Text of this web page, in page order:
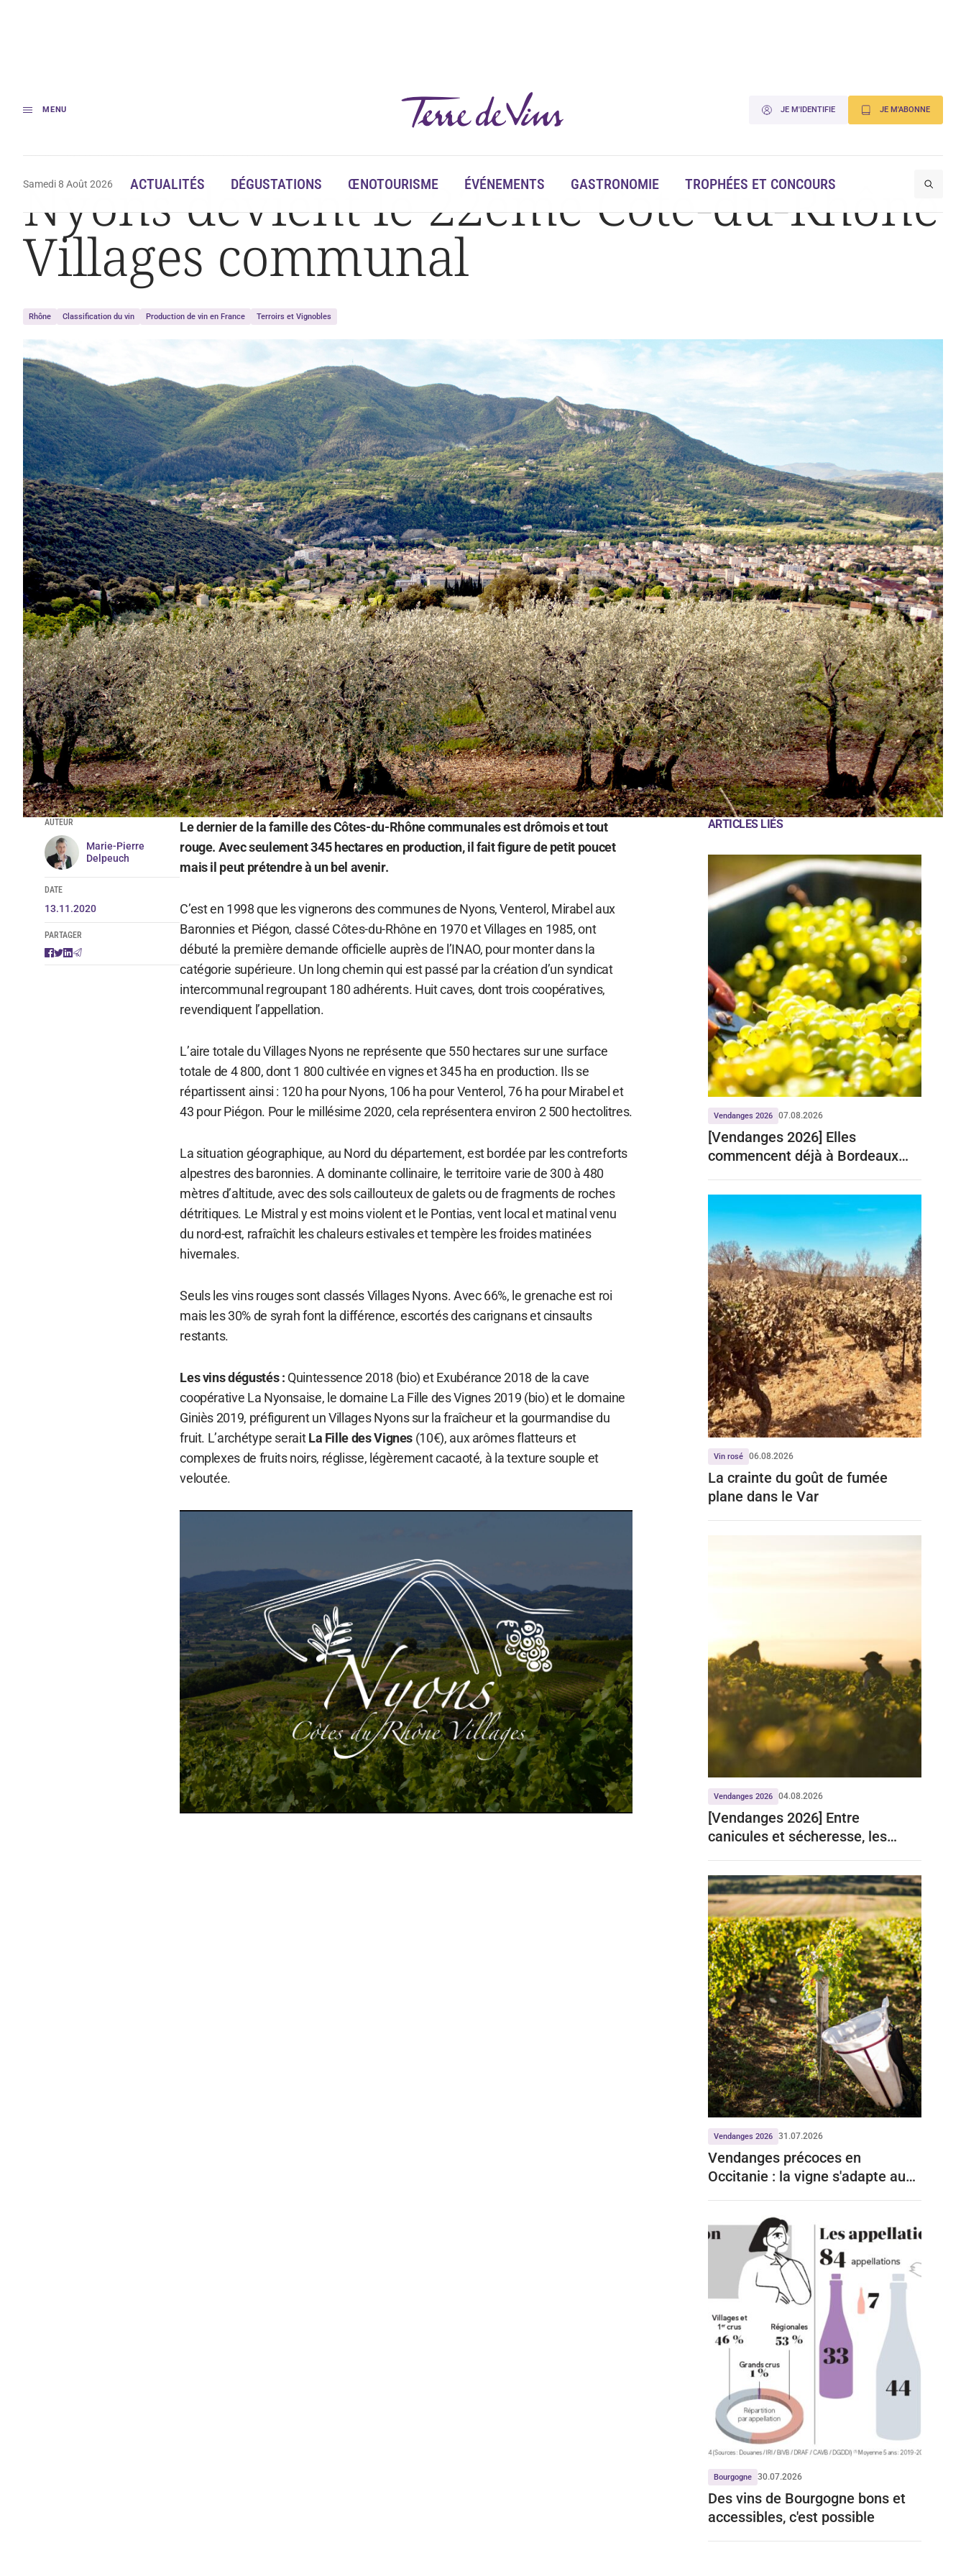
MENU JE M'IDENTIFIE JE M'ABONNE
Samedi 8 Août 2026 ACTUALITÉS DÉGUSTATIONS ŒNOTOURISME ÉVÉNEMENTS GASTRONOMIE TROPHÉES ET CONCOURS
Accueil Nyons devient le 22ème Côte-du-Rhône Villages communal
Nyons devient le 22ème Côte-du-Rhône
Villages communal
Rhône Classification du vin Production de vin en France Terroirs et Vignobles
AUTEUR
Marie-Pierre
Delpeuch
DATE
13.11.2020
PARTAGER
Le dernier de la famille des Côtes-du-Rhône communales est drômois et tout
rouge. Avec seulement 345 hectares en production, il fait figure de petit poucet
mais il peut prétendre à un bel avenir.
C’est en 1998 que les vignerons des communes de Nyons, Venterol, Mirabel aux
Baronnies et Piégon, classé Côtes-du-Rhône en 1970 et Villages en 1985, ont
débuté la première demande officielle auprès de l’INAO, pour monter dans la
catégorie supérieure. Un long chemin qui est passé par la création d’un syndicat
intercommunal regroupant 180 adhérents. Huit caves, dont trois coopératives,
revendiquent l’appellation.
L’aire totale du Villages Nyons ne représente que 550 hectares sur une surface
totale de 4 800, dont 1 800 cultivée en vignes et 345 ha en production. Ils se
répartissent ainsi : 120 ha pour Nyons, 106 ha pour Venterol, 76 ha pour Mirabel et
43 pour Piégon. Pour le millésime 2020, cela représentera environ 2 500 hectolitres.
La situation géographique, au Nord du département, est bordée par les contreforts
alpestres des baronnies. A dominante collinaire, le territoire varie de 300 à 480
mètres d’altitude, avec des sols caillouteux de galets ou de fragments de roches
détritiques. Le Mistral y est moins violent et le Pontias, vent local et matinal venu
du nord-est, rafraîchit les chaleurs estivales et tempère les froides matinées
hivernales.
Seuls les vins rouges sont classés Villages Nyons. Avec 66%, le grenache est roi
mais les 30% de syrah font la différence, escortés des carignans et cinsaults
restants.
Les vins dégustés : Quintessence 2018 (bio) et Exubérance 2018 de la cave
coopérative La Nyonsaise, le domaine La Fille des Vignes 2019 (bio) et le domaine
Giniès 2019, préfigurent un Villages Nyons sur la fraîcheur et la gourmandise du
fruit. L’archétype seraitLa Fille des Vignes (10€), aux arômes flatteurs et
complexes de fruits noirs, réglisse, légèrement cacaoté, à la texture souple et
veloutée.
ARTICLES LIÉS
Vendanges 2026 07.08.2026
[Vendanges 2026] Elles
commencent déjà à Bordeaux
Vin rosé 06.08.2026
La crainte du goût de fumée
plane dans le Var
Vendanges 2026 04.08.2026
[Vendanges 2026] Entre
canicules et sécheresse, les
l’agriculture reportées
Vendanges 2026 31.07.2026
Vendanges précoces en
Occitanie : la vigne s'adapte aux
Bourgogne 30.07.2026
Des vins de Bourgogne bons et
accessibles, c'est possible